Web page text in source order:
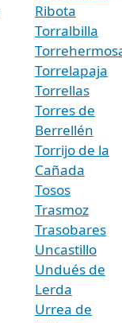
Ribota
Torralbilla
Torrelapaja
Torrellas
Torres de
Berrellén
Torrijo de la
Cañada
Tosos
Trasmoz
Trasobares
Uncastillo
Undués de
Lerda
Urrea de